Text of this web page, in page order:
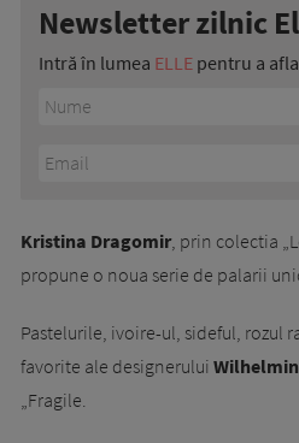
Newsletter zilnic
Intră în lumea ELLE pentru a
Kristina Dragomir, prin colectia
propune o noua serie de palarii
Pastelurile, ivoire-ul, sideful, rozul
favorite ale designerului
„Fragile.